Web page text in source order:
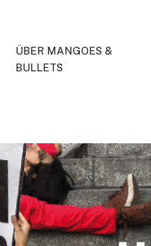
ÜBER MANGOES &
BULLETS